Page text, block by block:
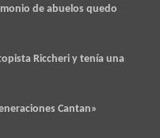
de abuelos quedo
Riccheri y tenía una
Cantan»